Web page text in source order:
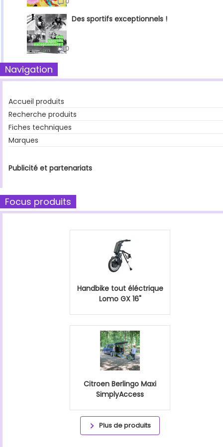
Des sportifs exceptionnels !
0
Navigation
Accueil produits
Recherche produits
Fiches techniques
Marques
Publicité et partenariats
Focus produits
Handbike tout éléctrique
Lomo GX 16"
Citroen Berlingo Maxi
SimplyAccess
Plus de produits